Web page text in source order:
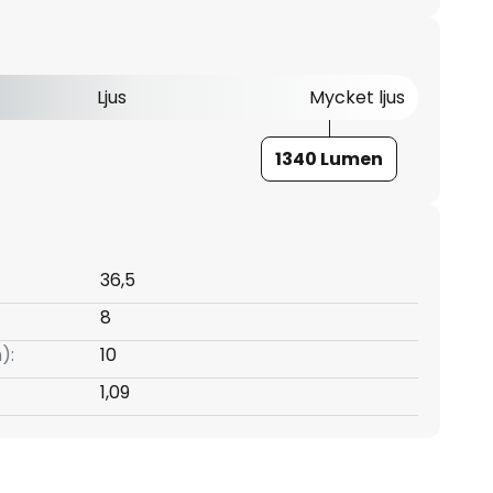
Ljus Mycket ljus
1340 Lumen
36,5
8
10
1,09